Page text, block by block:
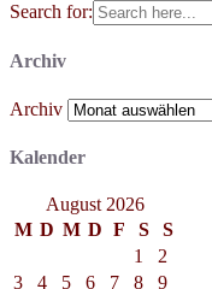
Search for:
Archiv
Archiv
Kalender
August 2026
M D M D F S
S
1
2
3
4 5 6 7 8 9